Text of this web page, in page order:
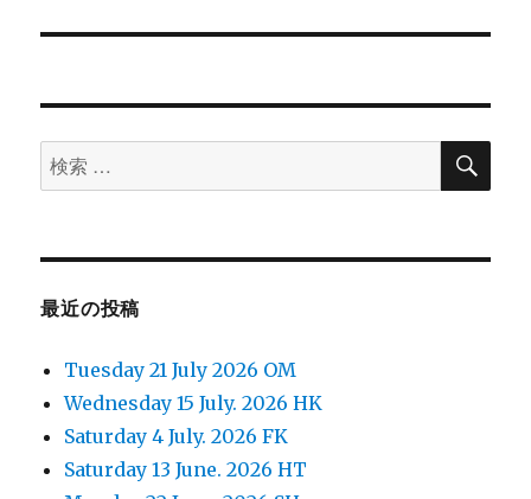
ー
ン
投
検
索
象:
検
最近の投稿
Tuesday 21 July 2026 OM
Wednesday 15 July. 2026 HK
Saturday 4 July. 2026 FK
Saturday 13 June. 2026 HT